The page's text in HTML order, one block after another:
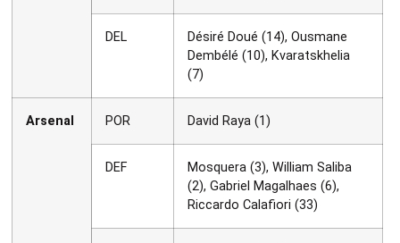
DEL
Désiré Doué (14), Ousmane
Dembélé (10), Kvaratskhelia
(7)
Arsenal POR David Raya (1)
DEF
Mosquera (3), William Saliba
(2), Gabriel Magalhaes (6),
Riccardo Calafiori (33)